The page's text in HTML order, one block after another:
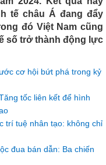
tế châu Á đang đẩy
đó Việt Nam cũng
số trở thành động lực
cơ hội bứt phá trong kỷ
tốc liên kết để hình
trí tuệ nhân tạo: không chỉ
đua bán dẫn: Ba chiến